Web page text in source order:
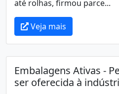
até rolhas, firmou parce...
Veja mais
Embalagens Ativas -
ser oferecida à